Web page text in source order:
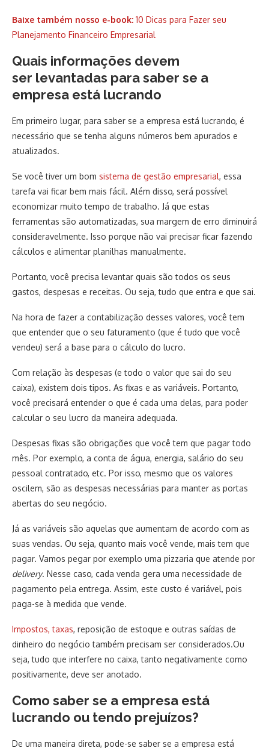
Baixe também nosso e-book: 10 Dicas para Fazer seu
Planejamento Financeiro Empresarial
Quais informações devem
ser levantadas para saber se a
empresa está lucrando
Em primeiro lugar, para saber se a empresa está lucrando, é
necessário que se tenha alguns números bem apurados e
atualizados.
Se você tiver um bom sistema de gestão empresarial, essa
tarefa vai ficar bem mais fácil. Além disso, será possível
economizar muito tempo de trabalho. Já que estas
ferramentas são automatizadas, sua margem de erro diminuirá
consideravelmente. Isso porque não vai precisar ficar fazendo
cálculos e alimentar planilhas manualmente.
Portanto, você precisa levantar quais são todos os seus
gastos, despesas e receitas. Ou seja, tudo que entra e que sai.
Na hora de fazer a contabilização desses valores, você tem
que entender que o seu faturamento (que é tudo que você
vendeu) será a base para o cálculo do lucro.
Com relação às despesas (e todo o valor que sai do seu
caixa), existem dois tipos. As fixas e as variáveis. Portanto,
você precisará entender o que é cada uma delas, para poder
calcular o seu lucro da maneira adequada.
Despesas fixas são obrigações que você tem que pagar todo
mês. Por exemplo, a conta de água, energia, salário do seu
pessoal contratado, etc. Por isso, mesmo que os valores
oscilem, são as despesas necessárias para manter as portas
abertas do seu negócio.
Já as variáveis são aquelas que aumentam de acordo com as
suas vendas. Ou seja, quanto mais você vende, mais tem que
pagar. Vamos pegar por exemplo uma pizzaria que atende por
delivery. Nesse caso, cada venda gera uma necessidade de
pagamento pela entrega. Assim, este custo é variável, pois
paga-se à medida que vende.
Impostos, taxas, reposição de estoque e outras saídas de
dinheiro do negócio também precisam ser considerados.Ou
seja, tudo que interfere no caixa, tanto negativamente como
positivamente, deve ser anotado.
Como saber se a empresa está
lucrando ou tendo prejuízos?
De uma maneira direta, pode-se saber se a empresa está